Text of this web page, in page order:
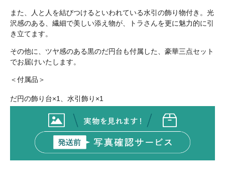
また、人と人を結びつけるといわれている水引の飾り物付き。光
沢感のある、繊細で美しい添え物が、トラさんを更に魅力的に引
き立てます。
その他に、ツヤ感のある黒のだ円台も付属した、豪華三点セット
でお届けいたします。
＜付属品＞
だ円の飾り台×1、水引飾り×1